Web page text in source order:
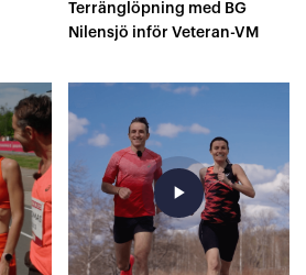
Terränglöpning med BG
Nilensjö inför Veteran-VM
play_arrow